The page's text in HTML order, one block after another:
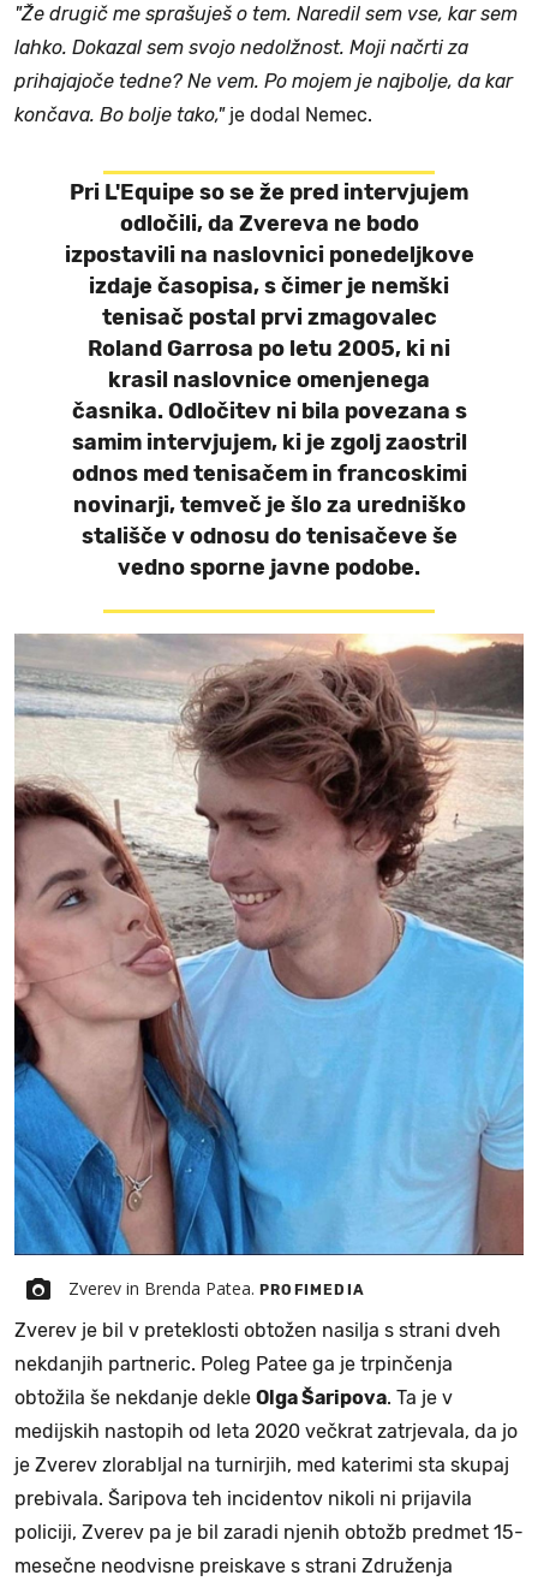
"Že drugič me sprašuješ o tem. Naredil sem vse, kar sem
lahko. Dokazal sem svojo nedolžnost. Moji načrti za
prihajajoče tedne? Ne vem. Po mojem je najbolje, da kar
končava. Bo bolje tako,"je dodal Nemec.
Pri L'Equipe so se že pred intervjujem
odločili, da Zvereva ne bodo
izpostavili na naslovnici ponedeljkove
izdaje časopisa, s čimer je nemški
tenisač postal prvi zmagovalec
Roland Garrosa po letu 2005, ki ni
krasil naslovnice omenjenega
časnika. Odločitev ni bila povezana s
samim intervjujem, ki je zgolj zaostril
odnos med tenisačem in francoskimi
novinarji, temveč je šlo za uredniško
stališče v odnosu do tenisačeve še
vedno sporne javne podobe.
Zverev in Brenda Patea. PROFIMEDIA
Zverev je bil v preteklosti obtožen nasilja s strani dveh
nekdanjih partneric. Poleg Patee ga je trpinčenja
obtožila še nekdanje dekle Olga Šaripova. Ta je v
medijskih nastopih od leta 2020 večkrat zatrjevala, da jo
je Zverev zlorabljal na turnirjih, med katerimi sta skupaj
prebivala. Šaripova teh incidentov nikoli ni prijavila
policiji, Zverev pa je bil zaradi njenih obtožb predmet 15-
mesečne neodvisne preiskave s strani Združenja